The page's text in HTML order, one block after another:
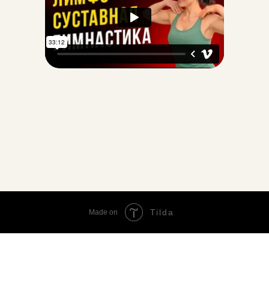
Made on Tilda